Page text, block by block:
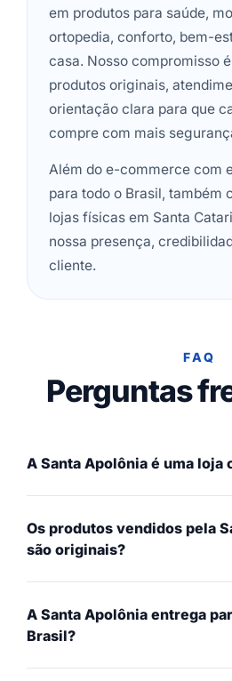
em produtos para saúde,
ortopedia, conforto, bem-
casa. Nosso compromisso
produtos originais,
orientação clara para que
compre com mais
Além do e-commerce com
para todo o Brasil, também
lojas físicas em Santa
nossa presença,
cliente.
FAQ
Perguntas
A Santa Apolônia é uma loja
Os produtos vendidos pela
são originais?
A Santa Apolônia entrega
Brasil?